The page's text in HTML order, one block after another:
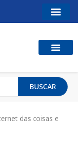
BUSCAR
das coisas e